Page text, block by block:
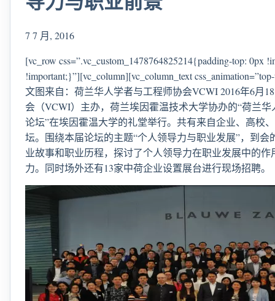
7 7 月, 2016
[vc_row css=”.vc_custom_1478764825214{padding-top: 0px
!important;}”][vc_column][vc_column_text
文图来自：荷兰华人学者与工程师协会VCWI 2016年6月
会（VCWI）主办，荷兰埃因霍温技术大学协办的“荷兰
论坛”在埃因霍温大学的礼堂举行。共有来自企业、高校
坛。围绕本届论坛的主题“个人领导力与职业发展”，到
业故事和职业历程，探讨了个人领导力在职业发展中的
力。同时场外还有13家中荷企业设置展台进行现场招聘。